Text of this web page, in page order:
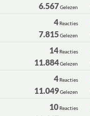
6.567Gelezen
4 Reacties
7.815Gelezen
14 Reacties
11.884Gelezen
4 Reacties
11.049Gelezen
10 Reacties